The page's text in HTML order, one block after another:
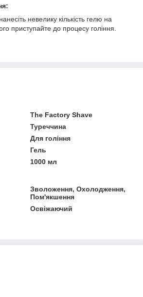
невелику кількість гелю на
приступайте до процесу гоління.
The Factory Shave
Туреччина
Для гоління
Гель
1000 мл
Зволоження, Охолодження,
Пом'якшення
Освіжаючий